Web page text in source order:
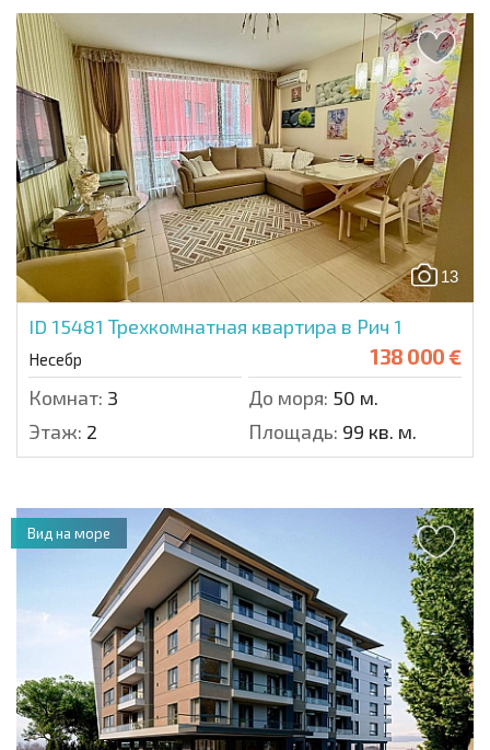
13
ID 15481 Трехкомнатная квартира в Рич 1
Несебр 138 000 €
Комнат: 3 До моря: 50 м.
Этаж: 2 Площадь: 99 кв. м.
Вид на море